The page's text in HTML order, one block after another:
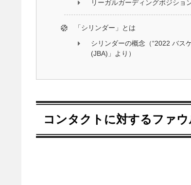
リーガルガーディングポジショ
「シリンダー」とは
シリンダーの概念（“2022 バ
(JBA)」より）
コンタクトに対するファ